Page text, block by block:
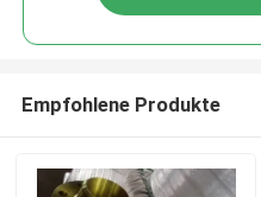
Empfohlene Produkte